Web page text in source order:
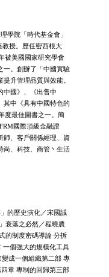
學院「時代基金會」
教授。歷任密西根大
被美國國家研究學會
一。創辦了「中國實驗
升管理品質與效能。
中國》、《出售中
其中《具有中國特色的
度最佳圖書之一。簡
國際頂級金融證
師、客戶關係經理、資
尚、科技、商管丶生活
的歷史演化／宋國誠
衰落之必然／程曉農
的制度密碼導論 分拆
一個強大的規模化工具
成一個組織第二部 專
章 專制的回歸第三部